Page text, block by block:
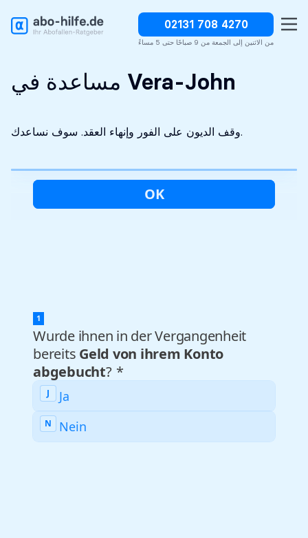
02131 708 4270
من الاثنين إلى الجمعة من 9 صباحًا حتى 5 مساءً
التحليل الأولي مجاني سرية تماما وقف الديون على الفور
مساعدة في Vera-John
وقف الديون على الفور وإنهاء العقد. سوف نساعدك.